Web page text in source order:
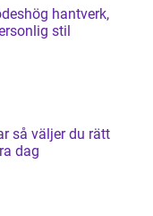
hantverk,
stil
dag